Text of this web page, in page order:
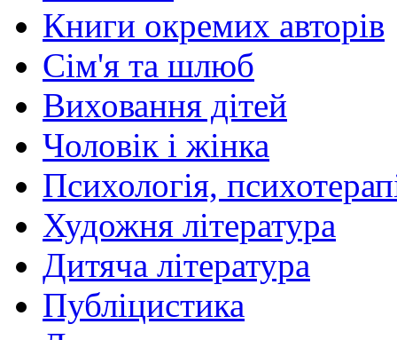
Книги окремих авторів
Сім'я та шлюб
Виховання дітей
Чоловік і жінка
Психологія,
Художня література
Дитяча література
Публіцистика